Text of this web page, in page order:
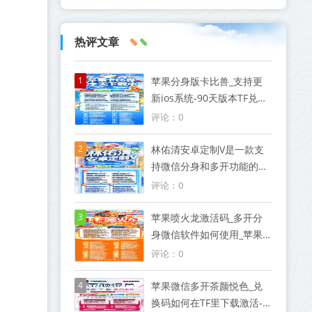
热评文章
1
苹果分身版卡比兽_支持更
新ios系统-90天版本TF兑换
模式微信
评论：0
2
林佑清安卓定制V是一款支
持微信分身和多开功能的激
活码软件
评论：0
3
苹果喷火龙激活码_多开分
身微信软件如何使用_苹果
喷火龙官网
评论：0
4
苹果微信多开茶颜悦色_兑
换码如何在TF里下载激活-